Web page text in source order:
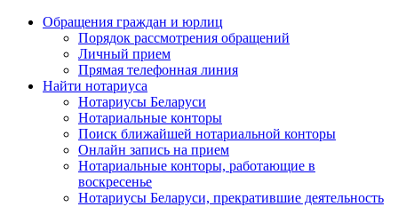
Обращения граждан и юрлиц
Порядок рассмотрения обращений
Личный прием
Прямая телефонная линия
Найти нотариуса
Нотариусы Беларуси
Нотариальные конторы
Поиск ближайшей нотариальной конторы
Онлайн запись на прием
Нотариальные конторы, работающие в
воскресенье
Нотариусы Беларуси, прекратившие деятельность